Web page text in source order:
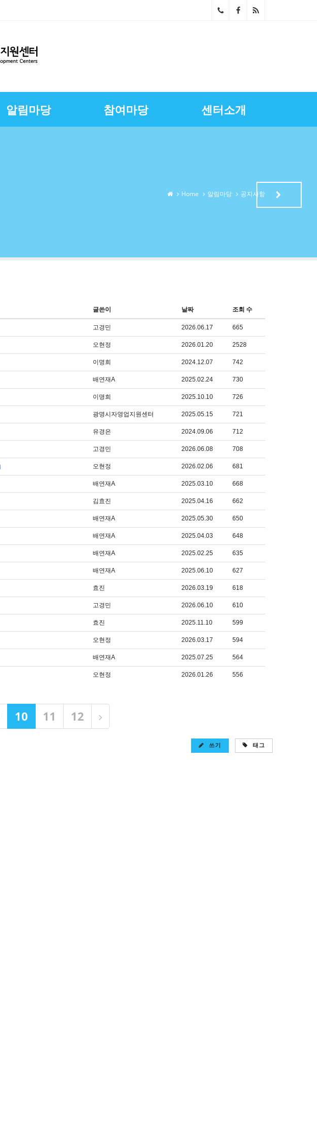
686
4~5
알림마당 참여마당 센터소개
Home 알림마당 공지사항
글쓴이 날짜 조회 수
고경민 2026.06.17 665
오현정 2026.01.20 2528
이명희 2024.12.07 742
배연재A 2025.02.24 730
이명희 2025.10.10 726
광명시자영업지원센터 2025.05.15 721
유경은 2024.09.06 712
고경민 2026.06.08 708
오현정 2026.02.06 681
배연재A 2025.03.10 668
김효진 2025.04.16 662
배연재A 2025.05.30 650
배연재A 2025.04.03 648
배연재A 2025.02.25 635
배연재A 2025.06.10 627
효진 2026.03.19 618
고경민 2026.06.10 610
효진 2025.11.10 599
오현정 2026.03.17 594
배연재A 2025.07.25 564
오현정 2026.01.26 556
10 11 12
쓰기 태그